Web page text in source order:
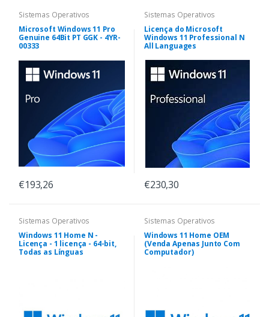
Sistemas Operativos
Microsoft Windows 11 Pro
Genuine 64Bit PT GGK - 4YR-
00333
€193,26
Sistemas Operativos
Licença do Microsoft
Windows 11 Professional N
All Languages
€230,30
Sistemas Operativos
Windows 11 Home N -
Licença - 1 licença - 64-bit,
Todas as Línguas
Sistemas Operativos
Windows 11 Home OEM
(Venda Apenas Junto Com
Computador)